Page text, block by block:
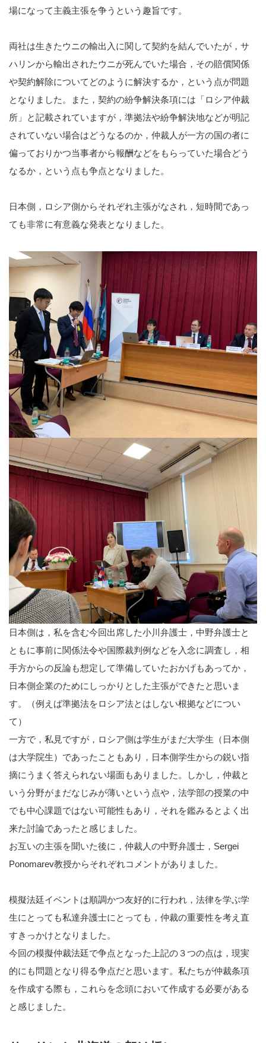
場になって主義主張を争うという趣旨です。
両社は生きたウニの輸出入に関して契約を結んでいたが，サ
ハリンから輸出されたウニが死んでいた場合，その賠償関係
や契約解除についてどのように解決するか，という点が問題
となりました。また，契約の紛争解決条項には「ロシア仲裁
所」と記載されていますが，準拠法や紛争解決地などが明記
されていない場合はどうなるのか，仲裁人が一方の国の者に
偏っておりかつ当事者から報酬などをもらっていた場合どう
なるか，という点も争点となりました。
日本側，ロシア側からそれぞれ主張がなされ，短時間であっ
ても非常に有意義な発表となりました。
日本側は，私を含む今回出席した小川弁護士，中野弁護士と
ともに事前に関係法令や国際裁判例などを入念に調査し，相
手方からの反論も想定して準備していたおかげもあってか，
日本側企業のためにしっかりとした主張ができたと思いま
す。（例えば準拠法をロシア法とはしない根拠などについ
て）
一方で，私見ですが，ロシア側は学生がまだ大学生（日本側
は大学院生）であったこともあり，日本側学生からの鋭い指
摘にうまく答えられない場面もありました。しかし，仲裁と
いう分野がまだなじみが薄いという点や，法学部の授業の中
でも中心課題ではない可能性もあり，それを鑑みるとよく出
来た討論であったと感じました。
お互いの主張を聞いた後に，仲裁人の中野弁護士，Sergei
Ponomarev教授からそれぞれコメントがありました。
模擬法廷イベントは順調かつ友好的に行われ，法律を学ぶ学
生にとっても私達弁護士にとっても，仲裁の重要性を考え直
すきっかけとなりました。
今回の模擬仲裁法廷で争点となった上記の３つの点は，現実
的にも問題となり得る争点だと思います。私たちが仲裁条項
を作成する際も，これらを念頭において作成する必要がある
と感じました。